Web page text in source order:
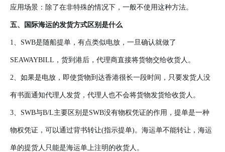
应用场景：除了在非特殊的情况下，一般不使用这种方法。
五、国际海运的发货方式区别是什么
1、SWB是随船提单，有点类似电放，一旦确认就做了
SEAWAYBILL，货到港后，代理商直接将货物交给收货人。
2、如果是电放，即使货物到达香港很长一段时间，只要发货人没
有书面通知代理人发货，代理人也不会将货物发货给收货人。
3、SWB与B/L主要区别是SWB没有物权凭证的作用，提单是一种
物权凭证，可以通过背书转让(指示提单)。海运单不能转让，海运
单的提货人只能是海运单上注明的收货人。